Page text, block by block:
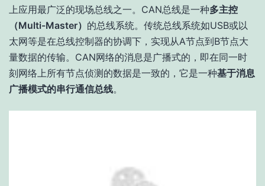
上应用最广泛的现场总线之一。CAN总线是一种多主控
（Multi-Master） 的总线系统。传统总线系统如USB或以
太网等是在总线控制器的协调下，实现从A节点到B节点大
量数据的传输。CAN网络的消息是广播式的，即在同一时
刻网络上所有节点侦测的数据是一致的，它是一种基于消息
广播模式的串行通信总线。